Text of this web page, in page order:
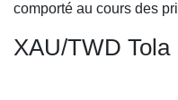
comporté au cours des
XAU/TWD Tola